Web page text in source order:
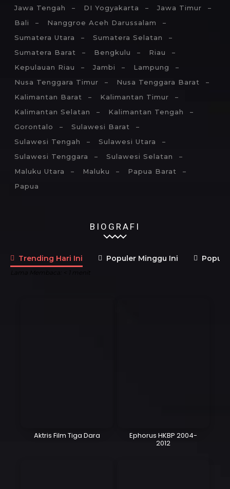
Jawa Tengah
DI Yogyakarta
Jawa Timur
Bali
Nanggroe Aceh Darussalam
Sumatera Utara
Sumatera Selatan
Sumatera Barat
Bengkulu
Riau
Kepulauan Riau
Jambi
Lampung
Nusa Tenggara Timur
Nusa Tenggara Barat
Kalimantan Barat
Kalimantan Timur
Kalimantan Selatan
Kalimantan Tengah
Gorontalo
Sulawesi Barat
Sulawesi Tengah
Sulawesi Utara
Sulawesi Tenggara
Sulawesi Selatan
Maluku Utara
Maluku
Papua Barat
Papua
BIOGRAFI
Trending Hari Ini Populer Minggu Ini
Aktris Film Tiga Dara Ephorus HKBP 2004-
2012